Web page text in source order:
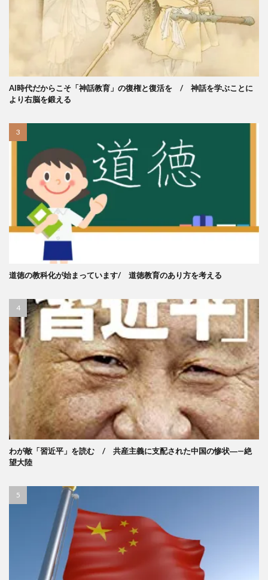
AI時代だからこそ「神話教育」の復権と復活を / 神話を学ぶことに
より右脳を鍛える
道徳の教科化が始まっています/ 道徳教育のあり方を考える
わが敵「習近平」を読む / 共産主義に支配された中国の惨状―—絶
望大陸